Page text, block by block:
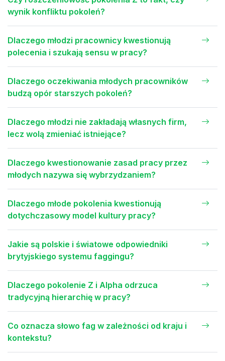
wynik konfliktu pokoleń?
Dlaczego młodzi pracownicy kwestionują
polecenia i szukają sensu w pracy?
Dlaczego oczekiwania młodych pracowników
budzą opór starszych pokoleń?
Dlaczego młodzi nie zakładają własnych firm,
lecz wolą zmieniać istniejące?
Dlaczego kwestionowanie zasad pracy przez
młodych nazywa się wybrzydzaniem?
Dlaczego młode pokolenia kwestionują
dotychczasowy model kultury pracy?
Jakie są polskie i światowe odpowiedniki
brytyjskiego systemu faggingu?
Dlaczego pokolenie Z i Alpha odrzuca
tradycyjną hierarchię w pracy?
Co oznacza słowo fag w zależności od kraju i
kontekstu?